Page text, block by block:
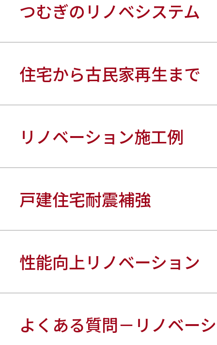
つむぎのリノベシステム
住宅から古民家再生まで
リノベーション施工例
戸建住宅耐震補強
性能向上リノベーション
よくある質問－リノベー